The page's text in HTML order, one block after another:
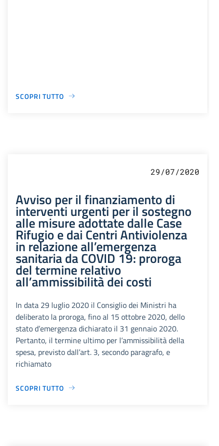
SCOPRI TUTTO
29/07/2020
Avviso per il finanziamento di
interventi urgenti per il sostegno
alle misure adottate dalle Case
Rifugio e dai Centri Antiviolenza
in relazione all’emergenza
sanitaria da COVID 19: proroga
del termine relativo
all’ammissibilità dei costi
In data 29 luglio 2020 il Consiglio dei Ministri ha
deliberato la proroga, fino al 15 ottobre 2020, dello
stato d’emergenza dichiarato il 31 gennaio 2020.
Pertanto, il termine ultimo per l’ammissibilità della
spesa, previsto dall’art. 3, secondo paragrafo, e
richiamato
SCOPRI TUTTO